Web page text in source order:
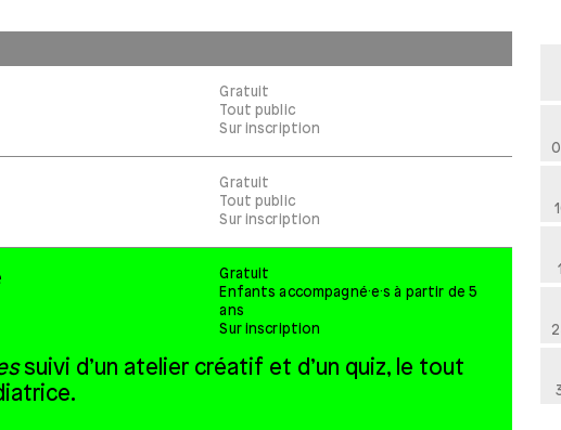
Gratuit
Tout public
Sur inscription
Gratuit
Tout public
Sur inscription
Gratuit
Enfants accompagné·e·s à partir de 5
ans
Sur inscription
suivi d’un atelier créatif et d’un quiz, le tout